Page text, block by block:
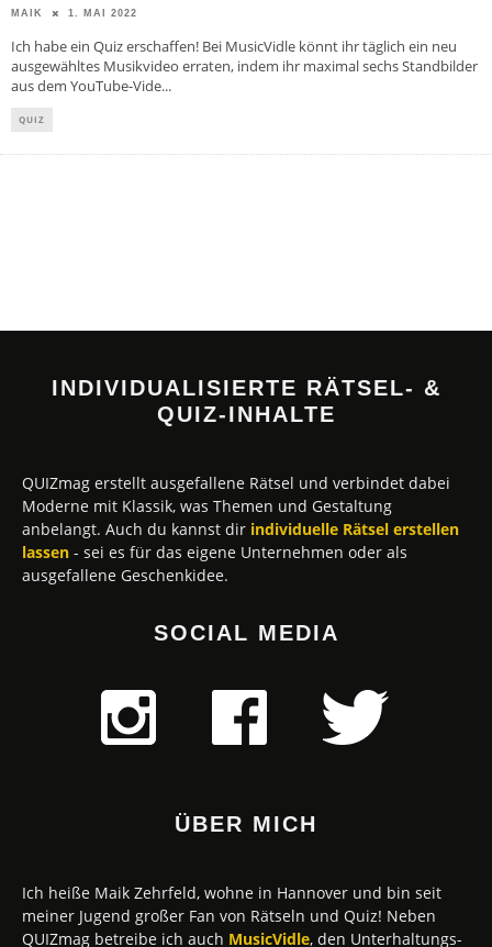
MAIK 1. MAI 2022
Ich habe ein Quiz erschaffen! Bei MusicVidle könnt ihr täglich ein neu
ausgewähltes Musikvideo erraten, indem ihr maximal sechs Standbilder
aus dem YouTube-Vide...
QUIZ
INDIVIDUALISIERTE RÄTSEL- &
QUIZ-INHALTE
QUIZmag erstellt ausgefallene Rätsel und verbindet dabei
Moderne mit Klassik, was Themen und Gestaltung
anbelangt. Auch du kannst dir individuelle Rätsel erstellen
lassen - sei es für das eigene Unternehmen oder als
ausgefallene Geschenkidee.
SOCIAL MEDIA
ÜBER MICH
Ich heiße Maik Zehrfeld, wohne in Hannover und bin seit
meiner Jugend großer Fan von Rätseln und Quiz! Neben
QUIZmag betreibe ich auch MusicVidle, den Unterhaltungs-